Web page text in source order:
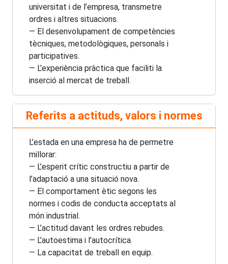
universitat i de l’empresa, transmetre
ordres i altres situacions.
— El desenvolupament de competències
tècniques, metodològiques, personals i
participatives.
— L’experiència pràctica que faciliti la
inserció al mercat de treball.
Referits a actituds, valors i normes
L’estada en una empresa ha de permetre
millorar:
— L’esperit crític constructiu a partir de
l’adaptació a una situació nova.
— El comportament ètic segons les
normes i codis de conducta acceptats al
món industrial.
— L’actitud davant les ordres rebudes.
— L’autoestima i l’autocrítica.
— La capacitat de treball en equip.